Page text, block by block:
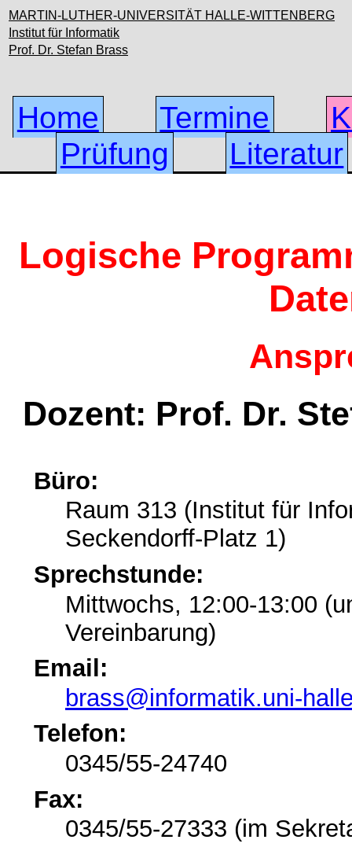
MARTIN-LUTHER-UNIVERSITÄT HALLE-WITTENBERG
Institut für Informatik
Prof. Dr. Stefan Brass
Home Termine
Prüfung
Literatur
Logische
Dozent: Prof. Dr.
Büro:
Raum 313 (Institut für
Seckendorff-Platz 1)
Sprechstunde:
Mittwochs, 12:00-13:00
Vereinbarung)
Email:
brass@informatik.uni-
Telefon:
0345/55-24740
Fax:
0345/55-27333 (im